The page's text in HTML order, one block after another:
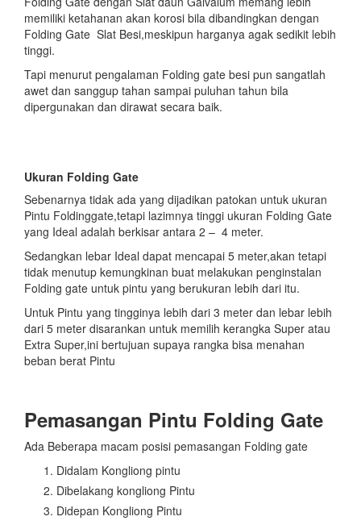
memiliki ketahanan akan korosi bila dibandingkan dengan
Folding Gate Slat Besi,meskipun harganya agak sedikit lebih
tinggi.
Tapi menurut pengalaman Folding gate besi pun sangatlah
awet dan sanggup tahan sampai puluhan tahun bila
dipergunakan dan dirawat secara baik.
Ukuran Folding Gate
Sebenarnya tidak ada yang dijadikan patokan untuk ukuran
Pintu Foldinggate,tetapi lazimnya tinggi ukuran Folding Gate
yang Ideal adalah berkisar antara 2 – 4 meter.
Sedangkan lebar Ideal dapat mencapai 5 meter,akan tetapi
tidak menutup kemungkinan buat melakukan penginstalan
Folding gate untuk pintu yang berukuran lebih dari itu.
Untuk Pintu yang tingginya lebih dari 3 meter dan lebar lebih
dari 5 meter disarankan untuk memilih kerangka Super atau
Extra Super,ini bertujuan supaya rangka bisa menahan
beban berat Pintu
Pemasangan Pintu Folding Gate
Ada Beberapa macam posisi pemasangan Folding gate
Didalam Kongliong pintu
Dibelakang kongliong Pintu
Didepan Kongliong Pintu